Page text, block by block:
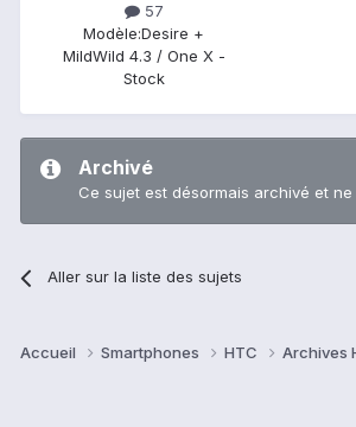
57
Modèle:Desire +
MildWild 4.3 / One X -
Stock
Archivé
Ce sujet est désormais archivé et
Aller sur la liste des sujets
Accueil Smartphones HTC Archives